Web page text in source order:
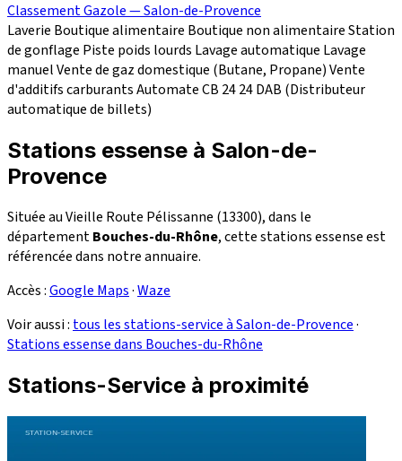
Classement Gazole — Salon-de-Provence
Laverie Boutique alimentaire Boutique non alimentaireStation
de gonflage Piste poids lourds Lavage automatique Lavage
manuelVente de gaz domestique (Butane, Propane)Vente
d'additifs carburantsAutomate CB 2424DAB (Distributeur
automatique de billets)
Stations essense à Salon-de-
Provence
Située au Vieille Route Pélissanne (13300), dans le
départementBouches-du-Rhône, cette stations essense est
référencée dans notre annuaire.
Accès :Google Maps·Waze
Voir aussi : tous les stations-service à Salon-de-Provence·
Stations essense dans Bouches-du-Rhône
Stations-Service à proximité